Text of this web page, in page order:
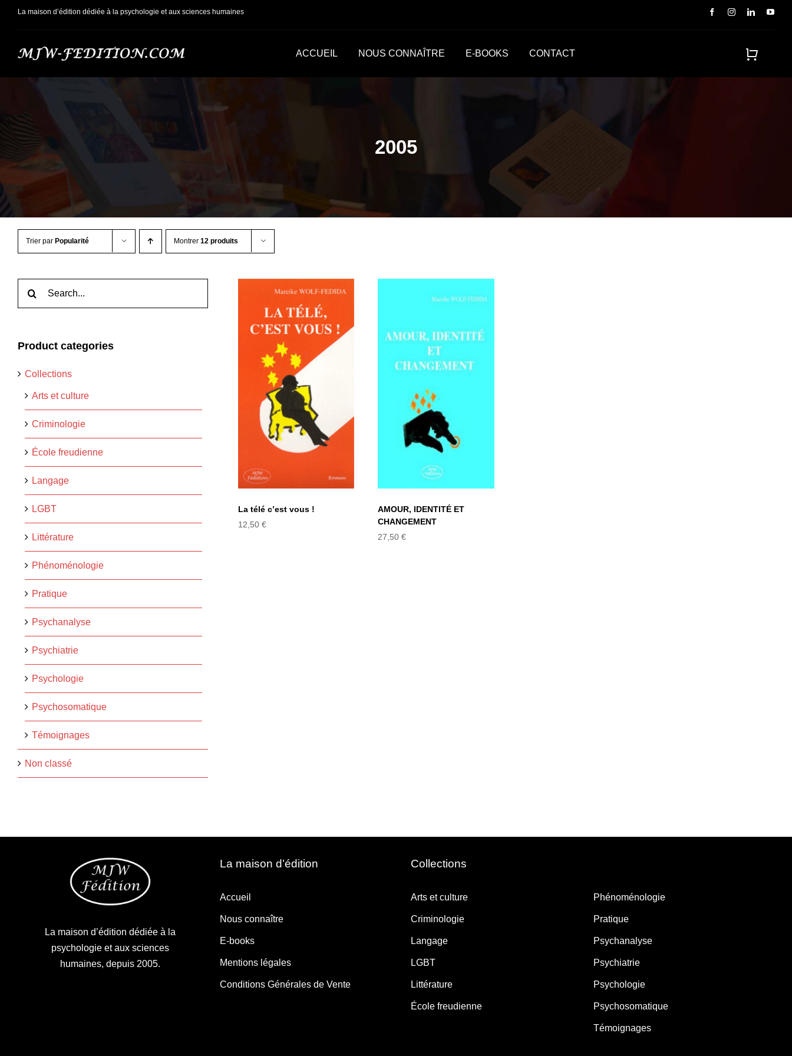
PasserLa maison d’édition dédiée à la psychologie et aux sciences humaines
ACCUEIL NOUS CONNAÎTRE E-BOOKS CONTACT
2005
Trier par Popularité Montrer 12 produits
Product categories
Collections
Arts et culture
Criminologie
École freudienne
Langage
LGBT
Littérature
Phénoménologie
Pratique
Psychanalyse
Psychiatrie
Psychologie
Psychosomatique
Témoignages
Non classé
La télé c’est vous
!
La télé c’est vous !
12,50 €
AMOUR,
CHANGEMENT
AMOUR, IDENTITÉ ET
CHANGEMENT
27,50€
La maison d’édition dédiée à la
psychologie et aux sciences
humaines, depuis 2005.
La maison d’édition
Accueil
Nous connaître
E-books
Mentions légales
Conditions Générales de Vente
Collections
Arts et culture
Criminologie
Langage
LGBT
Littérature
École freudienne
Phénoménologie
Pratique
Psychanalyse
Psychiatrie
Psychologie
Psychosomatique
Témoignages